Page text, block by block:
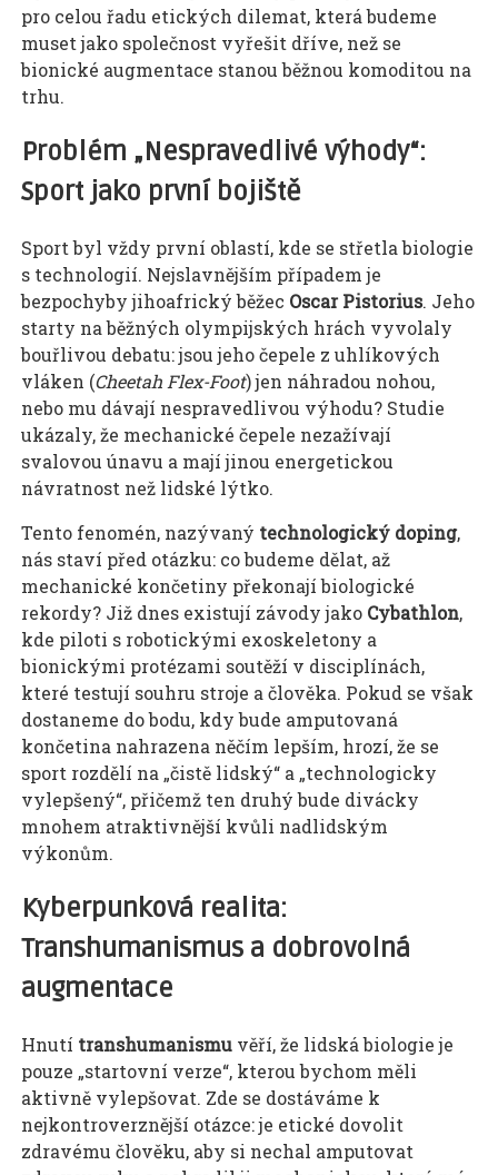
pro celou řadu etických dilemat, která budeme
muset jako společnost vyřešit dříve, než se
bionické augmentace stanou běžnou komoditou na
trhu.
Problém „Nespravedlivé výhody“:
Sport jako první bojiště
Sport byl vždy první oblastí, kde se střetla biologie
s technologií. Nejslavnějším případem je
bezpochyby jihoafrický běžec Oscar Pistorius. Jeho
starty na běžných olympijských hrách vyvolaly
bouřlivou debatu: jsou jeho čepele z uhlíkových
vláken (Cheetah Flex-Foot) jen náhradou nohou,
nebo mu dávají nespravedlivou výhodu? Studie
ukázaly, že mechanické čepele nezažívají
svalovou únavu a mají jinou energetickou
návratnost než lidské lýtko.
Tento fenomén, nazývaný technologický doping,
nás staví před otázku: co budeme dělat, až
mechanické končetiny překonají biologické
rekordy? Již dnes existují závody jako Cybathlon,
kde piloti s robotickými exoskeletony a
bionickými protézami soutěží v disciplínách,
které testují souhru stroje a člověka. Pokud se však
dostaneme do bodu, kdy bude amputovaná
končetina nahrazena něčím lepším, hrozí, že se
sport rozdělí na „čistě lidský“ a „technologicky
vylepšený“, přičemž ten druhý bude divácky
mnohem atraktivnější kvůli nadlidským
výkonům.
Kyberpunková realita:
Transhumanismus a dobrovolná
augmentace
Hnutí transhumanismu věří, že lidská biologie je
pouze „startovní verze“, kterou bychom měli
aktivně vylepšovat. Zde se dostáváme k
nejkontroverznější otázce: je etické dovolit
zdravému člověku, aby si nechal amputovat